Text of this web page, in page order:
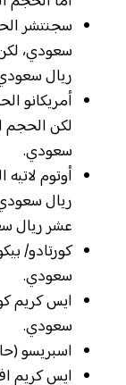
سجنتشر
سعودي،
ريال
أمريكانو
لكن الحجم
سعودي.
أوتوم
ريال
عشر ريال
كورتادو/
سعودي.
ايس كريم
سعودي.
اسبريسو
ايس كريم